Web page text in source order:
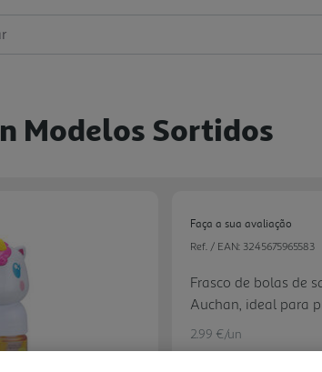
Modelos Sortidos
Faça a sua avaliação
Ref. / EAN: 3245675965583
Frasco de bolas de
Auchan, ideal para
ar livre para as
criar bolhas leves e
2.99 €/un